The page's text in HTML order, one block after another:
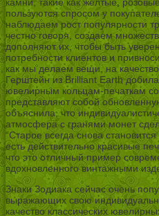
пользуются спросом у
наблюдаем рост популярности
честно говоря, создаем
дополняют их, чтобы быть
потребности клиентов и
как мы делаем вещи, на
Герштейн из Brilliant Earth
ювелирным кольцам-печаткам
представляют собой
объяснила, что
атмосфера с гранями монет
“Старое всегда снова
есть действительно красивые
что это отличный пример
вдохновленного винтажными
Знаки Зодиака сейчас очень
выражающих свою
качество классических